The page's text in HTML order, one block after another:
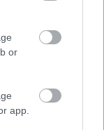
or
app.
V tomto byte
doma pred dvere
V tomto byte